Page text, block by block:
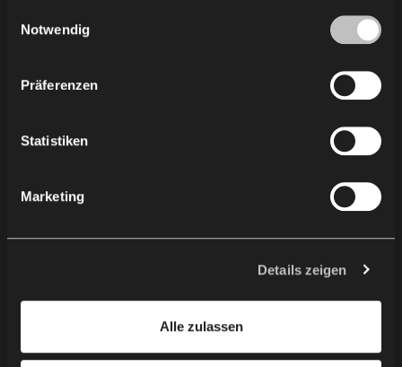
erhaltenen Daten kombinieren. Die Verwendung von
Statistik-, Marketing- und Benutzerpräferenzen-Cookies
erfordert Ihre Zustimmung, welche Sie durch das Klicken
auf „Alle zulassen“ erteilen können. Wenn Sie Ihre
„Auswahl zulassen“. Sie können Ihre
Einwilligung/Einwilligungen jederzeit widerrufen, indem
von Cookies für die obigen Zwecke ist mit der
Der Personaldatenverwalter Ihrer personenbezogenen
Daten ist Nowy Styl sp. z o.o. In einigen Fällen können
Weitere Informationen zur Verwendung von Cookies
durch uns und unsere Partner und die Verarbeitung Ihrer
personenbezogenen Daten, einschließlich Ihrer Rechte,
Notwendig
Präferenzen
Statistiken
Marketing
Details zeigen
Alle zulassen
Lieferanten
Standorte in Deutschland
Kontaktieren Sie uns